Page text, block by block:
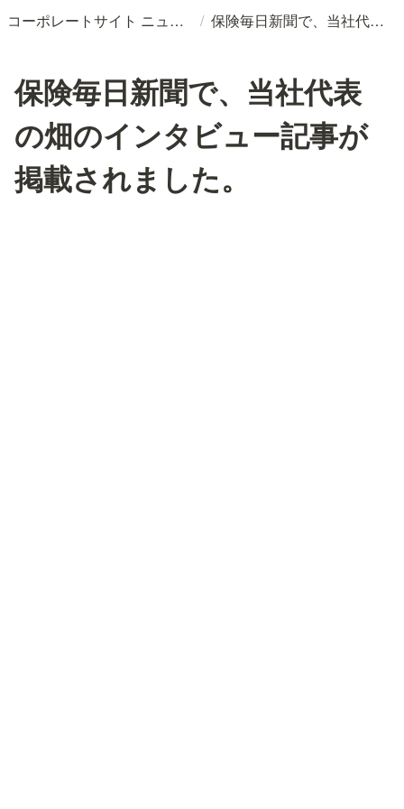
コーポレートサイト ニュースリリースDB / 保険毎日新聞で、当社代表の畑のインタビュー記事が掲載されました。
保険毎日新聞で、当社代表
の畑のインタビュー記事が
掲載されました。